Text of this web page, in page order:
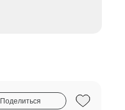
Поделиться